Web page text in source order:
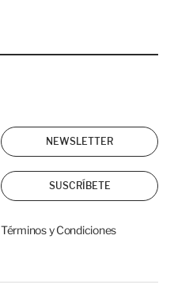
NEWSLETTER
SUSCRÍBETE
Términos y Condiciones